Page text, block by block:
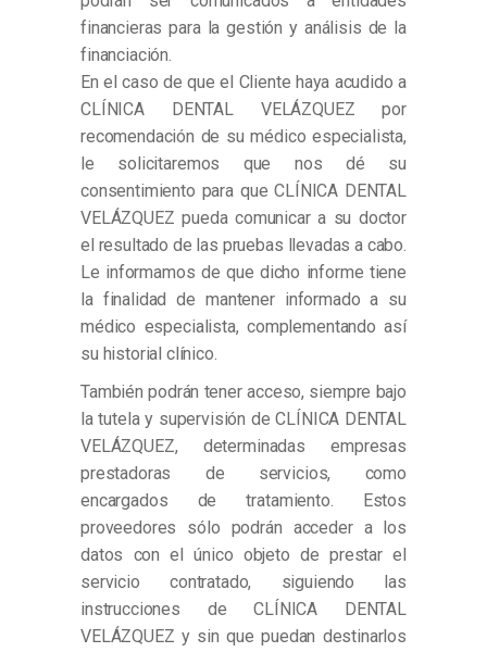
financieras para la gestión y análisis de la
financiación.
En el caso de que el Cliente haya acudido a
CLÍNICA DENTAL VELÁZQUEZ por
recomendación de su médico especialista,
le solicitaremos que nos dé su
consentimiento para que CLÍNICA DENTAL
VELÁZQUEZ pueda comunicar a su doctor
el resultado de las pruebas llevadas a cabo.
Le informamos de que dicho informe tiene
la finalidad de mantener informado a su
médico especialista, complementando así
su historial clínico.
También podrán tener acceso, siempre bajo
la tutela y supervisión de CLÍNICA DENTAL
VELÁZQUEZ, determinadas empresas
prestadoras de servicios, como
encargados de tratamiento. Estos
proveedores sólo podrán acceder a los
datos con el único objeto de prestar el
servicio contratado, siguiendo las
instrucciones de CLÍNICA DENTAL
VELÁZQUEZ y sin que puedan destinarlos